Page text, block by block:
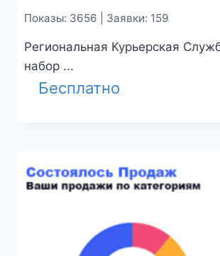
Показы: 3656 | Заявки: 159
Региональная Курьерская
набор ...
Бесплатно